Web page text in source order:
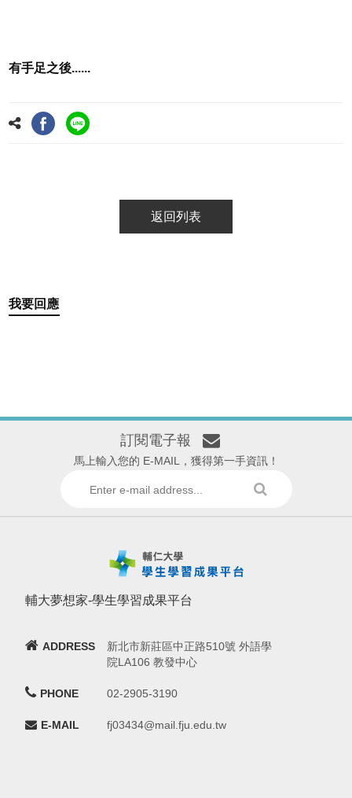
有手足之後......
返回列表
我要回應
訂閱電子報
馬上輸入您的 E-MAIL，獲得第一手資訊！
輔大夢想家-學生學習成果平台
ADDRESS
新北市新莊區中正路510號 外語學
院LA106 教發中心
PHONE 02-2905-3190
E-MAIL fj03434@mail.fju.edu.tw